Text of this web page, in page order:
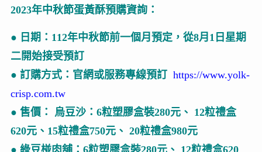
2023年中秋節蛋黃酥預購資詢：
● 日期：112年中秋節前一個月預定，從8月1日星期
二開始接受預訂
● 訂購方式：官網或服務專線預訂 https://www.yolk-
crisp.com.tw
● 售價：
烏豆沙：6粒塑膠盒裝280元、 12粒禮盒
620元、15粒禮盒750元、 20粒禮盒980元
● 綠豆椪肉舖：6粒塑膠盒裝280元、 12粒禮盒620